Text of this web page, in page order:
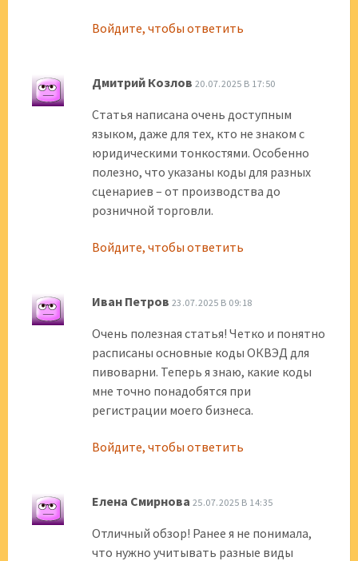
Войдите, чтобы ответить
Дмитрий Козлов 20.07.2025 В 17:50
Статья написана очень доступным
языком, даже для тех, кто не знаком с
юридическими тонкостями. Особенно
полезно, что указаны коды для разных
сценариев – от производства до
розничной торговли.
Войдите, чтобы ответить
Иван Петров 23.07.2025 В 09:18
Очень полезная статья! Четко и понятно
расписаны основные коды ОКВЭД для
пивоварни. Теперь я знаю, какие коды
мне точно понадобятся при
регистрации моего бизнеса.
Войдите, чтобы ответить
Елена Смирнова 25.07.2025 В 14:35
Отличный обзор! Ранее я не понимала,
что нужно учитывать разные виды